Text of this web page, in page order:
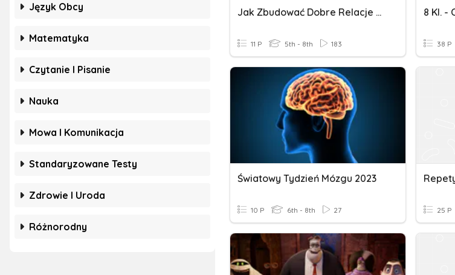
Język Obcy
Matematyka
Czytanie I Pisanie
Nauka
Mowa I Komunikacja
Standaryzowane Testy
Zdrowie I Uroda
Różnorodny
Jak Zbudować Dobre Relacje Z Innymi?
11 P 5th - 8th 183 38 P
Światowy Tydzień Mózgu 2023
10 P 6th - 8th 27 25 P